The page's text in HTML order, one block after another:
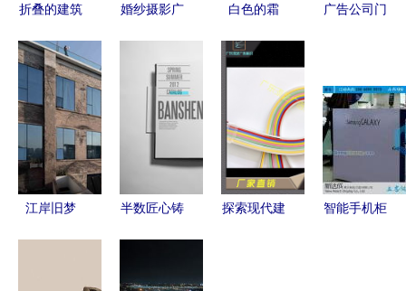
折叠的建筑
计创意产品
目录宣传广
告页全解析
婚纱摄影广
零到精品的
创意与实践
白色的霜
广告公司门
学的融合
江岸旧梦
半数匠心铸
探索现代建
智能手机柜